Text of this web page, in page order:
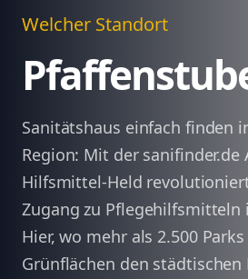
Welcher Standort
Sanitätshaus einfach finden
Region: Mit der sanifinder.de
Hilfsmittel-Held
Zugang zu Pflegehilfsmitteln
Hier, wo mehr als 2.500
Grünflächen den städtischen